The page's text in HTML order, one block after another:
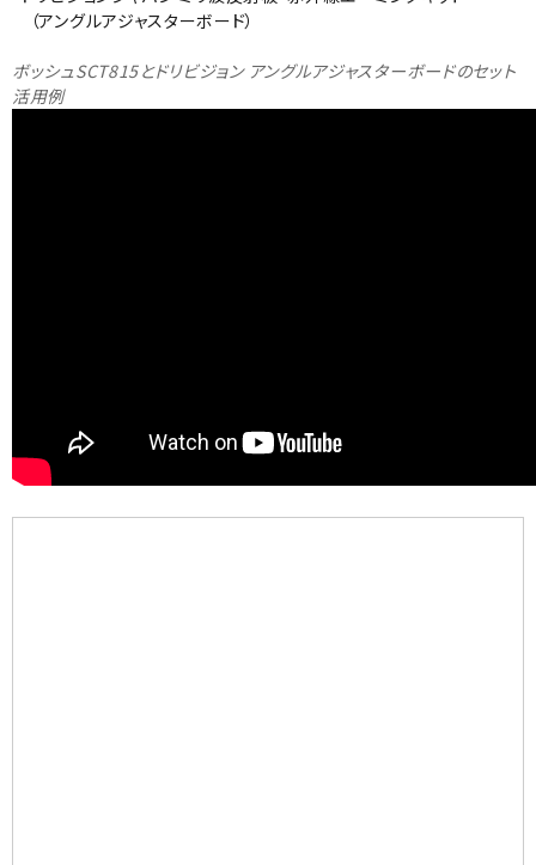
（アングルアジャスターボード）
ボッシュSCT815とドリビジョン アングルアジャスターボードのセット
活用例